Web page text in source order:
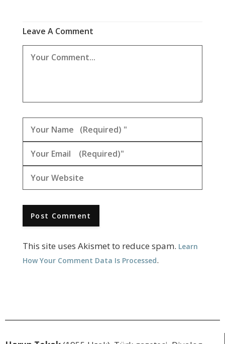
Leave A Comment
This site uses Akismet to reduce spam. Learn
How Your Comment Data Is Processed.